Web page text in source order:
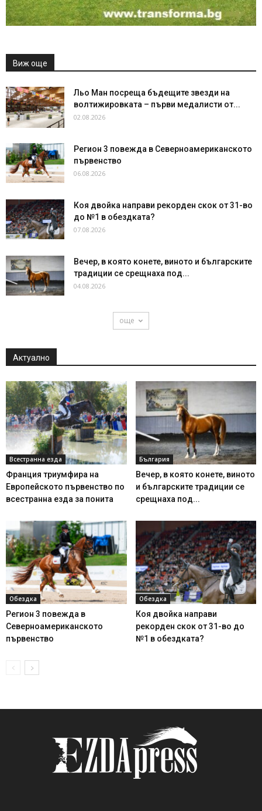
Виж още
Льо Ман посреща бъдещите звезди на
волтижировката – първи медалисти от...
02.08.2026
Регион 3 повежда в Северноамериканското
първенство
06.08.2026
Коя двойка направи рекорден скок от 31-во
до №1 в обездката?
07.08.2026
Вечер, в която конете, виното и българските
традиции се срещнаха под...
04.08.2026
още
Актуално
Всестранна езда
Франция триумфира на
Европейското първенство по
всестранна езда за понита
България
Вечер, в която конете, виното
и българските традиции се
срещнаха под...
Обездка
Регион 3 повежда в
Северноамериканското
първенство
Обездка
Коя двойка направи
рекорден скок от 31-во до
№1 в обездката?